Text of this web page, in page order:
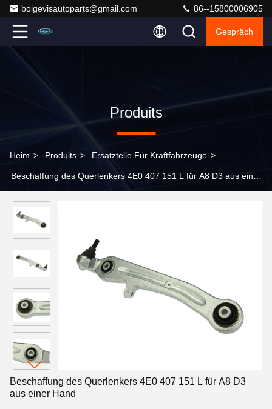
boigevisautoparts@gmail.com 86--15800006905
Gespräch
Produits
Heim > Produits > Ersatzteile Für Kraftfahrzeuge >
Beschaffung des Querlenkers 4E0 407 151 L für A8 D3 aus einer
Beschaffung des Querlenkers 4E0 407 151 L für A8 D3
aus einer Hand